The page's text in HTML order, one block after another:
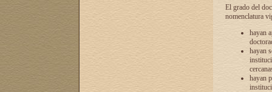
El grado del
nomenclatura
hayan
hayan
hayan